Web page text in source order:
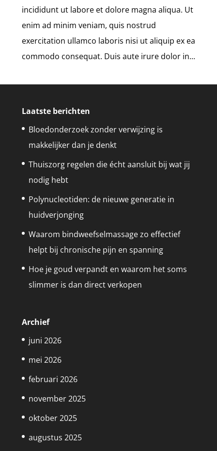
incididunt ut labore et dolore magna aliqua. Ut
enim ad minim veniam, quis nostrud
exercitation ullamco laboris nisi ut aliquip ex ea
commodo consequat. Duis aute irure dolor in...
Laatste berichten
Bloedonderzoek zonder verwijzing is
makkelijker dan je denkt
Thuiszorg regelen die écht aansluit bij wat jij
nodig hebt
Polynucleotiden: de nieuwe generatie in
huidverjonging
Waarom bindweefselmassage zo effectief
helpt bij chronische pijn en spanning
Hoe je goud verpandt en waarom het soms
slimmer is dan direct verkopen
Archief
juni 2026
mei 2026
februari 2026
november 2025
oktober 2025
augustus 2025